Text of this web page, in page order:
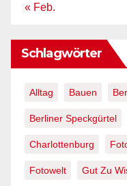
« Feb.
Schlagwörter
Alltag Bauen
Berliner Speckgürtel
Charlottenburg
Fotowelt Gut Zu